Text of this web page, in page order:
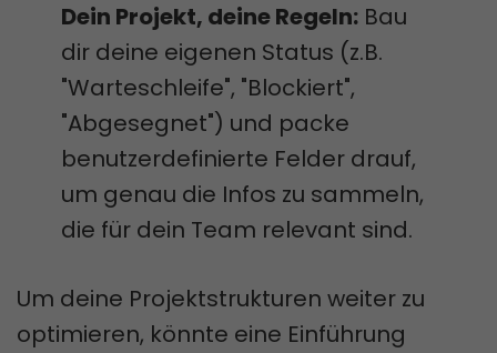
Dein Projekt, deine Regeln: Bau
dir deine eigenen Status (z.B.
"Warteschleife", "Blockiert",
"Abgesegnet") und packe
benutzerdefinierte Felder drauf,
um genau die Infos zu sammeln,
die für dein Team relevant sind.
Um deine Projektstrukturen weiter zu
optimieren, könnte eine Einführung